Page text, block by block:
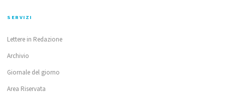
SERVIZI
Lettere in Redazione
Archivio
Giornale del giorno
Area Riservata